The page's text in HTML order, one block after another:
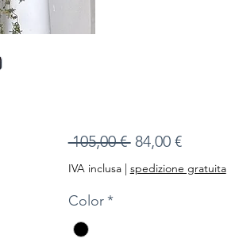
105,00 € Prezzo
regolare
84,00 €Prezzo
scontato
IVA inclusa| spedizione gratuita
Color*